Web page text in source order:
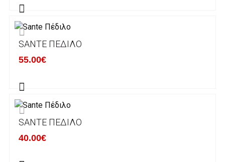
ΠΟΛΙΤΙΚΗ ΕΠΙΣΤΡΟΦΩΝ
αντικατάστασή του με άλλο μέγεθος ή άλλο
προιόν.
Βασική προυπόθεση για την επιστροφή του
SANTE ΠΈΔΙΛΟ
55.00€
SANTE ΠΈΔΙΛΟ
40.00€